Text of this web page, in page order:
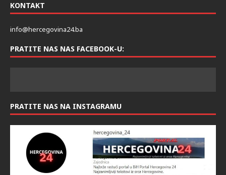
KONTAKT
info@hercegovina24.ba
PRATITE NAS NAS FACEBOOK-U:
PRATITE NAS NA INSTAGRAMU